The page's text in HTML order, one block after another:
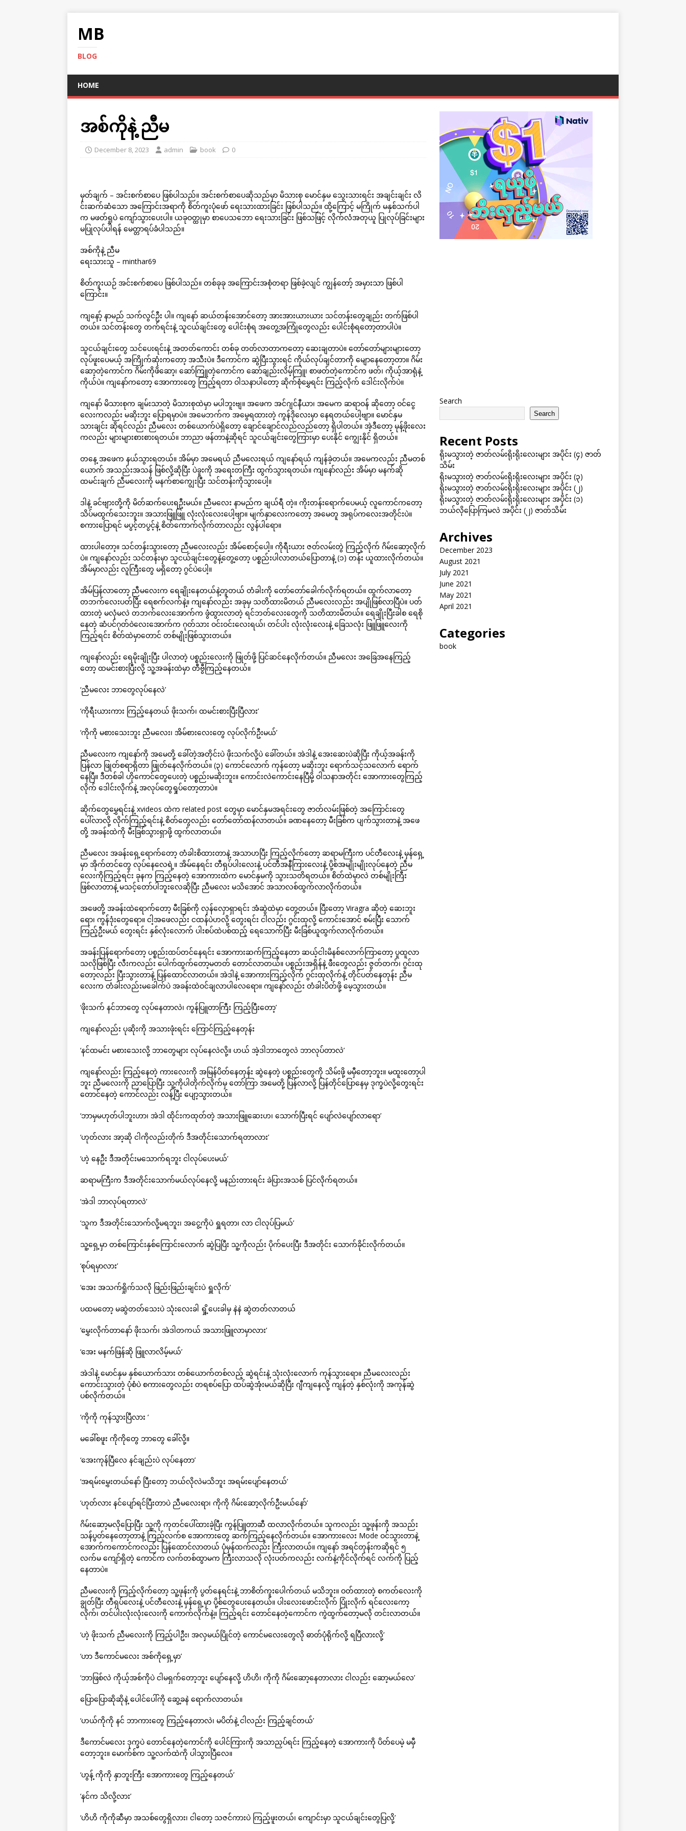
MB
BLOG
HOME
အစ်ကိုနဲ့ ညီမ
December 8, 2023 admin book 0
မှတ်ချက် – အင်းစက်စာပေ ဖြစ်ပါသည်။ အင်းစက်စာပေဆိုသည်မှာ မိသားစု မောင်နှမ သွေးသားရင်း အချင်းချင်း လိ
င်းဆက်ဆံသော အကြောင်းအရာကို စိတ်ကူးပုံဖော် ရေးသားထားခြင်း ဖြစ်ပါသည်။ ထို့ကြောင့် မကြိုက် မနှစ်သက်ပါ
က မဖတ်ရှုပဲ ကျော်သွားပေးပါ။ ယခုဝတ္ထုမှာ စာပေသဘော ရေးသားခြင်း ဖြစ်သဖြင့် လိုက်လံအတုယူ ပြုလုပ်ခြင်းများ
မပြုလုပ်ပါရန် မေတ္တာရပ်ခံပါသည်။
အစ်ကိုနဲ့ ညီမ
ရေးသားသူ – minthar69
စိတ်ကူးယဉ် အင်းစက်စာပေ ဖြစ်ပါသည်။ တစ်ခုခု အကြောင်းအစုံတရာ ဖြစ်ခဲ့လျင် ကျွန်တော့် အမှားသာ ဖြစ်ပါ
ကြောင်း။
ကျနော့် နာမည် သက်လွင်ဦး ပါ။ ကျနော် ဆယ်တန်းအောင်တော့ အားအားယားယား သင်တန်းတွေချည်း တက်ဖြစ်ပါ
တယ်။ သင်တန်းတွေ တက်ရင်းနဲ့ သူငယ်ချင်းတွေ ပေါင်းစုံရ အတွေ့အကြုံတွေလည်း ပေါင်းစုံရတော့တာပါပဲ။
သူငယ်ချင်းတွေ သင်ပေးရင်းနဲ့ အတတ်ကောင်း တစ်ခု တတ်လာတာကတော့ ဆေးချတာပဲ။ တော်တော်များများတော့
လုပ်ဖူးပေမယ့် အကြိုက်ဆုံးကတော့ အသီးပဲ။ ဒီကောင်က ဆွဲပြီးသွားရင် ကိုယ်လုပ်ချင်တာကို မျောနေတော့တာ။ ဂိမ်း
ဆော့တဲ့ကောင်က ဂိမ်းကိုဖိဆော့၊ ဆော်ကြူတဲ့ကောင်က ဆော်ချည်းလိမ့်ကြူ၊ စာဖတ်တဲ့ကောင်က ဖတ်၊ ကိုယ့်အာရုံနဲ့
ကိုယ်ပဲ။ ကျနော်ကတော့ အောကားတွေ ကြည့်ရတာ ဝါသနာပါတော့ ဆိုက်စုံမွှေရင်း ကြည့်လိုက် ဒေါင်းလိုက်ပဲ။
ကျနော် မိသားစုက ချမ်းသာတဲ့ မိသားစုထဲမှာ မပါဘူးဗျ။ အဖေက အင်ဂျင်နီယာ၊ အမေက ဆရာဝန် ဆိုတော့ ဝင်ငွေ
လေးကလည်း မဆိုးဘူး ပြောရမှာပဲ။ အမေဘက်က အမွေရထားတဲ့ ကွန်ဒိုလေးမှာ နေရတယ်ပေါ့ဗျာ။ မောင်နှမ
သားချင်း ဆိုရင်လည်း ညီမလေး တစ်ယောက်ပဲရှိတော့ ချောင်ချောင်လည်လည်တော့ ရှိပါတယ်။ အဲ့ဒီတော့ မုန့်ဖိုးလေး
ကလည်း များများစားစားရတယ်။ ဘာညာ ဖန်တာနဲ့ဆိုရင် သူငယ်ချင်းတွေကြားမှာ ပေးနိုင် ကျွေးနိုင် ရှိတယ်။
တနေ့ အဖေက နယ်သွားရတယ်။ အိမ်မှာ အမေရယ် ညီမလေးရယ် ကျနော်ရယ် ကျန်ခဲ့တယ်။ အမေကလည်း ညီမတစ်
ယောက် အသည်းအသန် ဖြစ်လို့ဆိုပြီး ပဲခူးကို အရေးတကြီး ထွက်သွားရတယ်။ ကျနော်လည်း အိမ်မှာ မနက်ဆို
ထမင်းချက် ညီမလေးကို မနက်စာကျွေးပြီး သင်တန်းကိုသွားပေါ့။
ဒါနဲ့ ခင်ဗျားတို့ကို မိတ်ဆက်ပေးရဦးမယ်။ ညီမလေး နာမည်က ချယ်ရီ တဲ့။ ကိုးတန်းရောက်ပေမယ့် လူကောင်ကတော့
သိပ်မထွက်သေးဘူး။ အသားဖြူဖြူ လုံးလုံးလေးပေါ့ဗျာ။ မျက်နှာလေးကတော့ အမေတူ အရုပ်ကလေးအတိုင်းပဲ။
စကားပြောရင် မပွင့်တပွင့်နဲ့ စိတ်ကောက်လိုက်တာလည်း လွန်ပါရော။
ထားပါတော့။ သင်တန်းသွားတော့ ညီမလေးလည်း အိမ်စောင့်ပေါ့။ ကိုရီးယား ဇတ်လမ်းတွဲ ကြည့်လိုက် ဂိမ်းဆော့လိုက်
ပဲ။ ကျနော်လည်း သင်တန်းမှာ သူငယ်ချင်းတွေနဲ့တွေ့တော့ ပစ္စည်းပါလာတယ်ပြောတာနဲ့ (၁) တန်း ယူထားလိုက်တယ်။
အိမ်မှာလည်း လူကြီးတွေ မရှိတော့ ဂွင်ပဲပေါ့။
အိမ်ပြန်လာတော့ ညီမလေးက ရေချိုးနေတယ်နဲ့တူတယ် တံခါးကို တော်တော်ခေါက်လိုက်ရတယ်။ ထွက်လာတော့
တဘက်လေးပတ်ပြီး ရေစက်လက်နဲ့။ ကျနော်လည်း အခုမှ သတိထားမိတယ် ညီမလေးလည်း အပျိုဖြစ်လာပြီပဲ။ ပတ်
ထားတဲ့ မလုံမလဲ တဘက်လေးအောက်က ဖွံထွားလာတဲ့ ရင်ဘတ်လေးတွေကို သတိထားမိတယ်။ ရေချိုးပြီးခါစ ရေစို
နေတဲ့ ဆံပင်ဂုတ်ဝဲလေးအောက်က ဂုတ်သား ဝင်းဝင်းလေးရယ်၊ တင်ပါး လုံးလုံးလေးနဲ့ ခြေသလုံး ဖြူဖြူလေးကို
ကြည့်ရင်း စိတ်ထဲမှာတောင် တစ်မျိုးဖြစ်သွားတယ်။
ကျနော်လည်း ရေမိုးချိုးပြီး ပါလာတဲ့ ပစ္စည်းလေးကို ဖြုတ်ဖို့ ပြင်ဆင်နေလိုက်တယ်။ ညီမလေး အခြေအနေကြည့်
တော့ ထမင်းစားပြီးလို့ သူ့အခန်းထဲမှာ တီဗွီကြည့်နေတယ်။
‘ညီမလေး ဘာတွေလုပ်နေလဲ’
‘ကိုရီးယားကား ကြည့်နေတယ် ဖိုးသက်၊ ထမင်းစားပြီးပြီလား’
‘ကိုကို မစားသေးဘူး ညီမလေး၊ အိမ်စားလေးတွေ လုပ်လိုက်ဦးမယ်’
ညီမလေးက ကျနော်ကို အမေတို့ ခေါ်တဲ့အတိုင်းပဲ ဖိုးသက်လို့ပဲ ခေါ်တယ်။ အဲဒါနဲ့ အေးဆေးပဲဆိုပြီး ကိုယ့်အခန်းကို
ပြန်လာ ဖြုတ်စရာရှိတာ ဖြုတ်နေလိုက်တယ်။ (၃) ကောင်လောက် ကုန်တော့ မဆိုးဘူး ရောက်သင့်သလောက် ရောက်
နေပြီ။ ဒီတစ်ခါ ဟိုကောင်တွေပေးတဲ့ ပစ္စည်းမဆိုးဘူး။ ကောင်းလဲကောင်းနေပြီမို့ ဝါသနာအတိုင်း အောကားတွေကြည့်
လိုက် ဒေါင်းလိုက်နဲ့ အလုပ်တွေရှုပ်တော့တာပဲ။
ဆိုက်တွေမွှေရင်းနဲ့ xvideos ထဲက related post တွေမှာ မောင်နှမအရင်းတွေ ဇာတ်လမ်းဖြစ်တဲ့ အကြောင်းတွေ
ပေါ်လာလို့ လိုက်ကြည့်ရင်းနဲ့ စိတ်တွေလည်း တော်တော်ထန်လာတယ်။ ခဏနေတော့ မီးခြစ်က ပျက်သွားတာနဲ့ အဖေ
တို့ အခန်းထဲကို မီးခြစ်သွားရှာဖို့ ထွက်လာတယ်။
ညီမလေး အခန်းရှေ့ရောက်တော့ တံခါးစိထားတာနဲ့ အသာဟပြီး ကြည့်လိုက်တော့ ဆရာမကြီးက ပင်တီလေးနဲ့ မှန်ရှေ့
မှာ အိုက်တင်တွေ လုပ်နေလေရဲ့။ အိမ်နေရင်း တီရှပ်ပါးလေးနဲ့ ပင်တီအနီကြားလေးနဲ့ ပို့စ်အမျိုးမျိုးလုပ်နေတဲ့ ညီမ
လေးကိုကြည့်ရင်း ခုနက ကြည့်နေတဲ့ အောကားထဲက မောင်နှမကို သွားသတိရတယ်။ စိတ်ထဲမှာလဲ တစ်မျိုးကြီး
ဖြစ်လာတာနဲ့ မသင့်တော်ပါဘူးလေဆိုပြီး ညီမလေး မသိအောင် အသာလစ်ထွက်လာလိုက်တယ်။
အဖေတို့ အခန်းထဲရောက်တော့ မီးခြစ်ကို လှန်လှောရှာရင်း အံဆွဲထဲမှာ တွေ့တယ်။ ပြီးတော့ Viragra ဆိုတဲ့ ဆေးဘူး
ရော၊ ကွန်ဒုံးတွေရော။ ငါ့အဖေလည်း ငထန်ပဲဟလို့ တွေးရင်း ငါလည်း ဂွင်းထုလို့ ကောင်းအောင် စမ်းပြီး သောက်
ကြည့်ဦးမယ် တွေးရင်း နှစ်လုံးလောက် ပါးစပ်ထဲပစ်ထည့် ရေသောက်ပြီး မီးခြစ်ယူထွက်လာလိုက်တယ်။
အခန်းပြန်ရောက်တော့ ပစ္စည်းထပ်တင်နေရင်း အောကားဆက်ကြည့်နေတာ ဆယ့်ငါးမိနစ်လောက်ကြာတော့ ပူထူလာ
သလိုဖြစ်ပြီး လီးကလည်း ပေါက်ထွက်တော့မတတ် တောင်လာတယ်။ ပစ္စည်းအရှိန်နဲ့ ဖီးတွေလည်း ဇွတ်တက်၊ ဂွင်းထု
တော့လည်း ပြီးသွားတာနဲ့ ပြန်ထောင်လာတယ်။ အဲဒါနဲ့ အောကားကြည့်လိုက် ဂွင်းထုလိုက်နဲ့ တိုင်ပတ်နေတုန်း ညီမ
လေးက တံခါးလည်းမခေါက်ပဲ အခန်းထဲဝင်ချလာပါလေရော။ ကျနော်လည်း တံခါးပိတ်ဖို့ မေ့သွားတယ်။
‘ဖိုးသက် နင်ဘာတွေ လုပ်နေတာလဲ၊ ကွန်ပြူတာကြီး ကြည့်ပြီးတော့’
ကျနော်လည်း ပုဆိုးကို အသားဖုံးရင်း ကြောင်ကြည့်နေတုန်း
‘နင်ထမင်း မစားသေးလို့ ဘာတွေများ လုပ်နေလဲလို့။ ဟယ် အဲ့ဒါဘာတွေလဲ ဘာလုပ်တာလဲ’
ကျနော်လည်း ကြည့်နေတဲ့ ကားလေးကို အမြန်ပိတ်နေတုန်း ဆွဲနေတဲ့ ပစ္စည်းတွေကို သိမ်းဖို့ မမှီတော့ဘူး။ မထူးတော့ပါ
ဘူး ညီမလေးကို ညာပြောပြီး သူ့ကိုပါတိုက်လိုက်မှ တော်ကြာ အမေတို့ ပြန်လာလို့ ပြန်တိုင်ပြောနေမှ ဒုက္ခပဲလို့တွေးရင်း
တောင်နေတဲ့ ကောင်လည်း လန့်ပြီး ပျော့သွားတယ်။
‘ဘာမှမဟုတ်ပါဘူးဟာ၊ အဲဒါ ထိုင်းကထုတ်တဲ့ အသားဖြူဆေးဟ၊ သောက်ပြီးရင် ပျော်လဲပျော်လာရော’
‘ဟုတ်လား အာ့ဆို ငါကိုလည်းတိုက် ဒီအတိုင်းသောက်ရတာလား’
‘ဟဲ့ နေဦး ဒီအတိုင်းမသောက်ရဘူး ငါလုပ်ပေးမယ်’
ဆရာမကြီးက ဒီအတိုင်းသောက်မယ်လုပ်နေလို့ မနည်းတားရင်း ခဲပြားအသစ် ပြင်လိုက်ရတယ်။
‘အဲဒါ ဘာလုပ်ရတာလဲ’
‘သူက ဒီအတိုင်းသောက်လို့မရဘူး၊ အငွေ့ကိုပဲ ရှူရတာ၊ လာ ငါလုပ်ပြမယ်’
သူ့ရှေ့မှာ တစ်ကြောင်းနှစ်ကြောင်းလောက် ဆွဲပြပြီး သူ့ကိုလည်း ပိုက်ပေးပြီး ဒီအတိုင်း သောက်ခိုင်းလိုက်တယ်။
‘စုပ်ရမှာလား’
‘အေး အသက်ရှိုက်သလို ဖြည်းဖြည်းချင်းပဲ ရှူလိုက်’
ပထမတော့ မဆွဲတတ်သေးပဲ သုံးလေးခါ ရှို့ပေးခါမှ နဲနဲ ဆွဲတတ်လာတယ်
‘မွှေးလိုက်တာနော် ဖိုးသက်၊ အဲဒါတကယ် အသားဖြူလာမှာလား’
‘အေး မနက်ဖြန်ဆို ဖြူလာလိမ့်မယ်’
အဲဒါနဲ့ မောင်နှမ နှစ်ယောက်သား တစ်ယောက်တစ်လည့် ဆွဲရင်းနဲ့ သုံးလုံးလောက် ကုန်သွားရော။ ညီမလေးလည်း
ကောင်းသွားတဲ့ ပုံစံပဲ စကားတွေလည်း တရစပ်ပြော ထပ်ဆွဲအုံးမယ်ဆိုပြီး ဂျီကျနေလို့ ကျန်တဲ့ နှစ်လုံးကို အကုန်ဆွဲ
ပစ်လိုက်တယ်။
‘ကိုကို ကုန်သွားပြီလား ‘
မခေါ်စဖူး ကိုကိုတွေ ဘာတွေ ခေါ်လို့။
‘အေးကုန်ပြီလေ နင်ချည်းပဲ လုပ်နေတာ’
‘အရမ်းမွှေးတယ်နော် ပြီးတော့ ဘယ်လိုလဲမသိဘူး အရမ်းပျော်နေတယ်’
‘ဟုတ်လား နင်ပျော်ရင်ပြီးတာပဲ ညီမလေးရာ၊ ကိုကို ဂိမ်းဆော့လိုက်ဦးမယ်နော်’
ဂိမ်းဆော့မလိုပြောပြီး သူ့ကို ကုတင်ပေါ်ထားခဲ့ပြီး ကွန်ပြူတာဆီ ထလာလိုက်တယ်။ သူကလည်း သူ့ဖုန်းကို အသည်း
သန်ပွတ်နေတော့တာနဲ့ ကြည့်လက်စ အောကားတွေ ဆက်ကြည့်နေလိုက်တယ်။ အောကားလေး Mode ဝင်သွားတာနဲ့
အောက်ကကောင်ကလည်း ပြန်ထောင်လာတယ် ပုံမှန်ထက်လည်း ကြီးလာတယ်။ ကျနော် အရင်တုန်းကဆိုရင် ၅
လက်မ ကျော်ရှိတဲ့ ကောင်က လက်တစ်ထွာမက ကြီးလာသလို လုံးပတ်ကလည်း လက်နဲ့ကိုင်လိုက်ရင် လက်ကို ပြည့်
နေတာပဲ။
ညီမလေးကို ကြည့်လိုက်တော့ သူ့ဖုန်းကို ပွတ်နေရင်းနဲ့ ဘာစိတ်ကူးပေါက်တယ် မသိဘူး။ ဝတ်ထားတဲ့ စကတ်လေးကို
ချွတ်ပြီး တီရှပ်လေးနဲ့ ပင်တီလေးနဲ့ မှန်ရှေ့မှာ ပို့စ်တွေပေးနေတယ်။ ပါးလေးဖောင်းလိုက် ပြုံးလိုက် ရင်လေးကော့
လိုက်၊ တင်ပါးလုံးလုံးလေးကို ကောက်လိုက်နဲ့။ ကြည့်ရင်း တောင်နေတဲ့ကောင်က ကွဲထွက်တော့မလို တင်းလာတယ်။
‘ဟဲ့ ဖိုးသက် ညီမလေးကို ကြည့်ပါဦး၊ အလှမယ်ပြိုင်တဲ့ ကောင်မလေးတွေလို ဓာတ်ပုံရိုက်လို့ ရပြီလားလို့’
‘ဟာ ဒီကောင်မလေး အစ်ကိုရှေ့မှာ’
‘ဘာဖြစ်လဲ ကိုယ့်အစ်ကိုပဲ ငါမရှက်တော့ဘူး ပျော်နေလို့ ဟိဟိ၊ ကိုကို ဂိမ်းဆော့နေတာလား ငါလည်း ဆော့မယ်လေ’
ပြောပြောဆိုဆိုနဲ့ ပေါင်ပေါ်ကို ဆွေ့ခနဲ ရောက်လာတယ်။
‘ဟယ်ကိုကို နင် ဘာကားတွေ ကြည့်နေတာလဲ၊ မပိတ်နဲ့ ငါလည်း ကြည့်ချင်တယ်’
ဒီကောင်မလေး ဒုက္ခပဲ တောင်နေတဲ့ကောင်ကို ပေါင်ကြားကို အသာညှပ်ရင်း ကြည့်နေတဲ့ အောကားကို ပိတ်ပေမဲ့ မမှီ
တော့ဘူး။ မောက်စ်က သူ့လက်ထဲကို ပါသွားပြီလေ။
‘ဟွန့် ကိုကို နှာဘူးကြီး အောကားတွေ ကြည့်နေတယ်’
‘နင်က သိလို့လား’
‘ဟိဟိ ကိုကိုဆီမှာ အသစ်တွေရှိလား၊ ငါတော့ သဇင်ကားပဲ ကြည့်ဖူးတယ်၊ ကျောင်းမှာ သူငယ်ချင်းတွေပြလို့’
Search
Search
Recent Posts
ရိုးမသွားတဲ့ ဇာတ်လမ်းရိုးရိုးလေးများ အပိုင်း (၄) ဇာတ်
သိမ်း
ရိုးမသွားတဲ့ ဇာတ်လမ်းရိုးရိုးလေးများ အပိုင်း (၃)
ရိုးမသွားတဲ့ ဇာတ်လမ်းရိုးရိုးလေးများ အပိုင်း (၂)
ရိုးမသွားတဲ့ ဇာတ်လမ်းရိုးရိုးလေးများ အပိုင်း (၁)
ဘယ်လိုပြောကြမလဲ အပိုင်း (၂) ဇာတ်သိမ်း
Archives
December 2023
August 2021
July 2021
June 2021
May 2021
April 2021
Categories
book